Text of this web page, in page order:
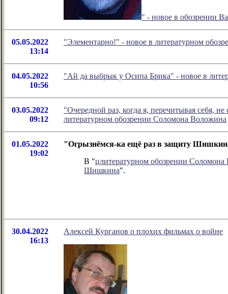
" - новое в обозрении
05.05.2022
13:14
"Элементарно!" - новое в литературном
04.05.2022
10:56
"Ай да выбрык у Осипа Брика" - новое в
03.05.2022
09:12
"Очередной раз, когда я, перечитывая себя,
литературном обозрении Соломона Воложина
01.05.2022
19:02
"Огрызнёмся-ка ещё раз в защиту
В "цлитературном обозрении
Шишкина".
30.04.2022
16:13
Алексей Курганов о плохих фильмах о войне